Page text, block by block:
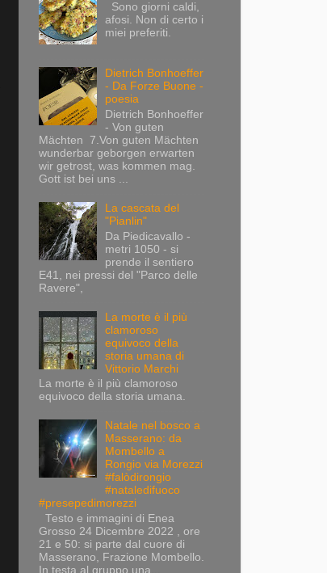
Sono giorni caldi,
afosi. Non di certo i
miei preferiti.
Dietrich Bonhoeffer
- Da Forze Buone -
poesia
Dietrich Bonhoeffer
- Von guten
Mächten 7.Von guten Mächten
wunderbar geborgen erwarten
wir getrost, was kommen mag.
Gott ist bei uns ...
La cascata del
"Pianlin"
Da Piedicavallo -
metri 1050 - si
prende il sentiero
E41, nei pressi del "Parco delle
Ravere",
La morte è il più
clamoroso
equivoco della
storia umana di
Vittorio Marchi
La morte è il più clamoroso
equivoco della storia umana.
Natale nel bosco a
Masserano: da
Mombello a
Rongio via Morezzi
#falòdirongio
#nataledifuoco
#presepedimorezzi
Testo e immagini di Enea
Grosso 24 Dicembre 2022 , ore
21 e 50: si parte dal cuore di
Masserano, Frazione Mombello.
In testa al gruppo una...